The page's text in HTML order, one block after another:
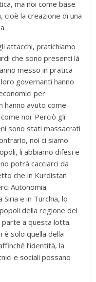
ma noi come base
cioè la creazione di una
attacchi, pratichiamo
che sono presenti là
messo in pratica
governanti hanno
per
hanno avuto come
noi. Perciò gli
sono stati massacrati
noi ci siamo
li abbiamo difesi e
potrà cacciarci da
che in Kurdistan
Autonomia
Siria e in Turchia, lo
della regione del
parte a questa lotta.
è solo quella della
l’identità, la
e sociali possano